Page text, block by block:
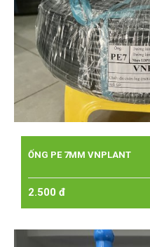
ỐNG PE 7MM VNPLANT
2.500 đ